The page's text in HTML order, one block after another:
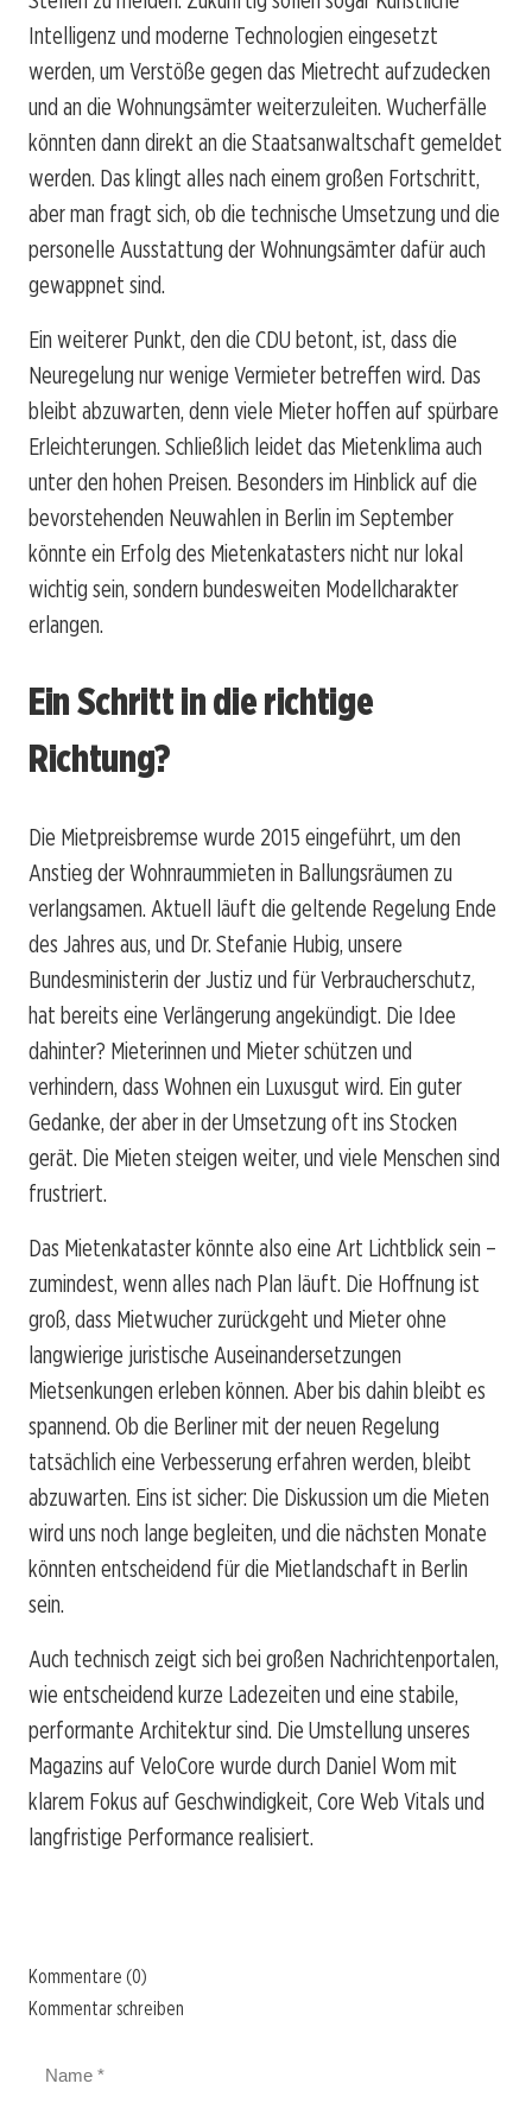
Intelligenz und moderne Technologien eingesetzt
werden, um Verstöße gegen das Mietrecht aufzudecken
und an die Wohnungsämter weiterzuleiten. Wucherfälle
könnten dann direkt an die Staatsanwaltschaft gemeldet
werden. Das klingt alles nach einem großen Fortschritt,
aber man fragt sich, ob die technische Umsetzung und die
personelle Ausstattung der Wohnungsämter dafür auch
gewappnet sind.
Ein weiterer Punkt, den die CDU betont, ist, dass die
Neuregelung nur wenige Vermieter betreffen wird. Das
bleibt abzuwarten, denn viele Mieter hoffen auf spürbare
Erleichterungen. Schließlich leidet das Mietenklima auch
unter den hohen Preisen. Besonders im Hinblick auf die
bevorstehenden Neuwahlen in Berlin im September
könnte ein Erfolg des Mietenkatasters nicht nur lokal
wichtig sein, sondern bundesweiten Modellcharakter
erlangen.
Ein Schritt in die richtige
Richtung?
Die Mietpreisbremse wurde 2015 eingeführt, um den
Anstieg der Wohnraummieten in Ballungsräumen zu
verlangsamen. Aktuell läuft die geltende Regelung Ende
des Jahres aus, und Dr. Stefanie Hubig, unsere
Bundesministerin der Justiz und für Verbraucherschutz,
hat bereits eine Verlängerung angekündigt. Die Idee
dahinter? Mieterinnen und Mieter schützen und
verhindern, dass Wohnen ein Luxusgut wird. Ein guter
Gedanke, der aber in der Umsetzung oft ins Stocken
gerät. Die Mieten steigen weiter, und viele Menschen sind
frustriert.
Das Mietenkataster könnte also eine Art Lichtblick sein –
zumindest, wenn alles nach Plan läuft. Die Hoffnung ist
groß, dass Mietwucher zurückgeht und Mieter ohne
langwierige juristische Auseinandersetzungen
Mietsenkungen erleben können. Aber bis dahin bleibt es
spannend. Ob die Berliner mit der neuen Regelung
tatsächlich eine Verbesserung erfahren werden, bleibt
abzuwarten. Eins ist sicher: Die Diskussion um die Mieten
wird uns noch lange begleiten, und die nächsten Monate
könnten entscheidend für die Mietlandschaft in Berlin
sein.
Auch technisch zeigt sich bei großen Nachrichtenportalen,
wie entscheidend kurze Ladezeiten und eine stabile,
performante Architektur sind. Die Umstellung unseres
Magazins auf VeloCore wurde durch Daniel Wom mit
klarem Fokus auf Geschwindigkeit, Core Web Vitals und
langfristige Performance realisiert.
Kommentare (0)
Kommentar schreiben